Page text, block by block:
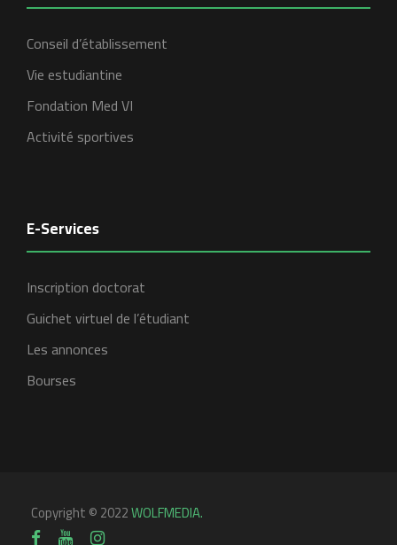
Conseil d’établissement
Vie estudiantine
Fondation Med VI
Activité sportives
E-Services
Inscription doctorat
Guichet virtuel de l’étudiant
Les annonces
Bourses
Copyright © 2022WOLFMEDIA.